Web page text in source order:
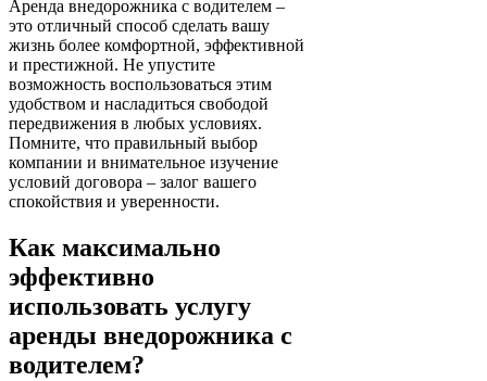
Аренда внедорожника с водителем –
это отличный способ сделать вашу
жизнь более комфортной, эффективной
и престижной. Не упустите
возможность воспользоваться этим
удобством и насладиться свободой
передвижения в любых условиях.
Помните, что правильный выбор
компании и внимательное изучение
условий договора – залог вашего
спокойствия и уверенности.
Как максимально
эффективно
использовать услугу
аренды внедорожника с
водителем?